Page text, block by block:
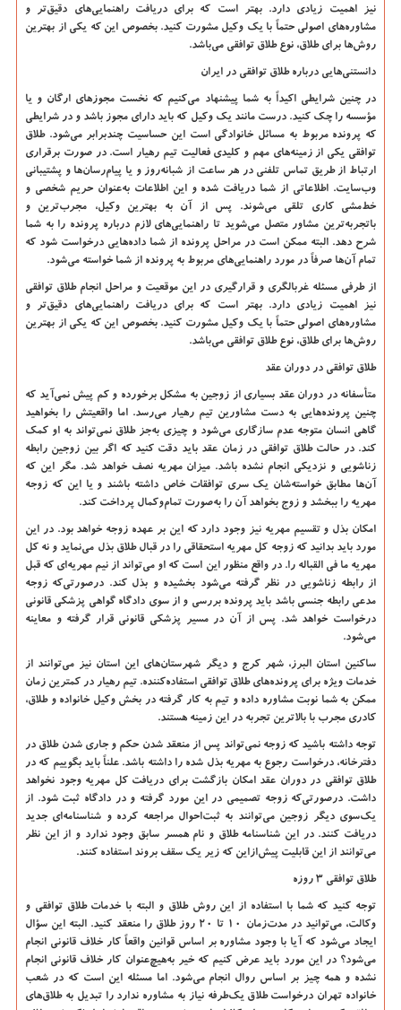
نیز اهمیت زیادی دارد. بهتر است که برای دریافت راهنمایی‌های دقیق‌تر و
مشاوره‌های اصولی حتماً با یک وکیل مشورت کنید. بخصوص این که یکی از بهترین
روش‌ها برای طلاق، نوع طلاق توافقی می‌باشد.
دانستنی‌هایی درباره طلاق توافقی در ایران
در چنین شرایطی اکیداً به شما پیشنهاد می‌کنیم که نخست مجوزهای ارگان و یا
مؤسسه را چک کنید. درست مانند یک وکیل که باید دارای مجوز باشد و در شرایطی
که پرونده مربوط به مسائل خانوادگی است این حساسیت چندبرابر می‌شود. طلاق
توافقی یکی از زمینه‌های مهم و کلیدی فعالیت تیم رهیار است. در صورت برقراری
ارتباط از طریق تماس تلفنی در هر ساعت از شبانه‌روز و یا پیام‌رسان‌ها و پشتیبانی
وب‌سایت. اطلاعاتی از شما دریافت شده و این اطلاعات به‌عنوان حریم شخصی و
خط‌مشی کاری تلقی می‌شوند. پس از آن به بهترین وکیل، مجرب‌ترین و
باتجربه‌ترین مشاور متصل می‌شوید تا راهنمایی‌های لازم درباره پرونده را به شما
شرح دهد. البته ممکن است در مراحل پرونده از شما داده‌هایی درخواست شود که
تمام آن‌ها صرفاً در مورد راهنمایی‌های مربوط به پرونده از شما خواسته می‌شود.
از طرفی مسئله غربالگری و قرارگیری در این موقعیت و مراحل انجام طلاق توافقی
نیز اهمیت زیادی دارد. بهتر است که برای دریافت راهنمایی‌های دقیق‌تر و
مشاوره‌های اصولی حتماً با یک وکیل مشورت کنید. بخصوص این که یکی از بهترین
روش‌ها برای طلاق، نوع طلاق توافقی می‌باشد.
طلاق توافقی در دوران عقد
متأسفانه در دوران عقد بسیاری از زوجین به مشکل برخورده و کم پیش نمی‌آید که
چنین پرونده‌هایی به دست مشاورین تیم رهیار می‌رسد. اما واقعیتش را بخواهید
گاهی انسان متوجه عدم سازگاری می‌شود و چیزی به‌جز طلاق نمی‌تواند به او کمک
کند. در حالت طلاق توافقی در زمان عقد باید دقت کنید که اگر بین زوجین رابطه
زناشویی و نزدیکی انجام نشده باشد. میزان مهریه نصف خواهد شد. مگر این که
آن‌ها مطابق خواسته‌شان یک سری توافقات خاص داشته باشند و یا این که زوجه
مهریه را ببخشد و زوج بخواهد آن را به‌صورت تمام‌وکمال پرداخت کند.
امکان بذل و تقسیم مهریه نیز وجود دارد که این بر عهده زوجه خواهد بود. در این
مورد باید بدانید که زوجه کل مهریه استحقاقی را در قبال طلاق بذل می‌نماید و نه کل
مهریه ما فی القباله را. در واقع منظور این است که او می‌تواند از نیم مهریه‌ای که قبل
از رابطه زناشویی در نظر گرفته می‌شود بخشیده و بذل کند. درصورتی‌که زوجه
مدعی رابطه جنسی باشد باید پرونده بررسی و از سوی دادگاه گواهی پزشکی قانونی
درخواست خواهد شد. پس از آن در مسیر پزشکی قانونی قرار گرفته و معاینه
می‌شود.
ساکنین استان البرز، شهر کرج و دیگر شهرستان‌های این استان نیز می‌توانند از
خدمات ویژه برای پرونده‌های طلاق توافقی استفاده‌کننده. تیم رهیار در کمترین زمان
ممکن به شما نوبت مشاوره داده و تیم به کار گرفته در بخش وکیل خانواده و طلاق،
کادری مجرب با بالاترین تجربه در این زمینه هستند.
توجه داشته باشید که زوجه نمی‌تواند پس از منعقد شدن حکم و جاری شدن طلاق در
دفترخانه، درخواست رجوع به مهریه بذل شده را داشته باشد. علناً باید بگوییم که در
طلاق توافقی در دوران عقد امکان بازگشت برای دریافت کل مهریه وجود نخواهد
داشت. درصورتی‌که زوجه تصمیمی در این مورد گرفته و در دادگاه ثبت شود. از
یک‌سوی دیگر زوجین می‌توانند به ثبت‌احوال مراجعه کرده و شناسنامه‌ای جدید
دریافت کنند. در این شناسنامه طلاق و نام همسر سابق وجود ندارد و از این نظر
می‌توانند از این قابلیت پیش‌ازاین که زیر یک سقف بروند استفاده کنند.
طلاق توافقی 3 روزه
توجه کنید که شما با استفاده از این روش طلاق و البته با خدمات طلاق توافقی و
وکالت، می‌توانید در مدت‌زمان 10 تا 20 روز طلاق را منعقد کنید. البته این سؤال
ایجاد می‌شود که آیا با وجود مشاوره بر اساس قوانین واقعاً کار خلاف قانونی انجام
می‌شود؟ در این مورد باید عرض کنیم که خیر به‌هیچ‌عنوان کار خلاف قانونی انجام
نشده و همه چیز بر اساس روال انجام می‌شود. اما مسئله این است که در شعب
خانواده تهران درخواست طلاق یک‌طرفه نیاز به مشاوره ندارد را تبدیل به طلاق‌های